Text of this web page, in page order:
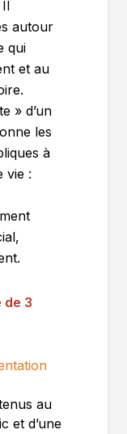
Il
autour
qui
et au
» d’un
les
à
vie :
de 3
au
et d’une